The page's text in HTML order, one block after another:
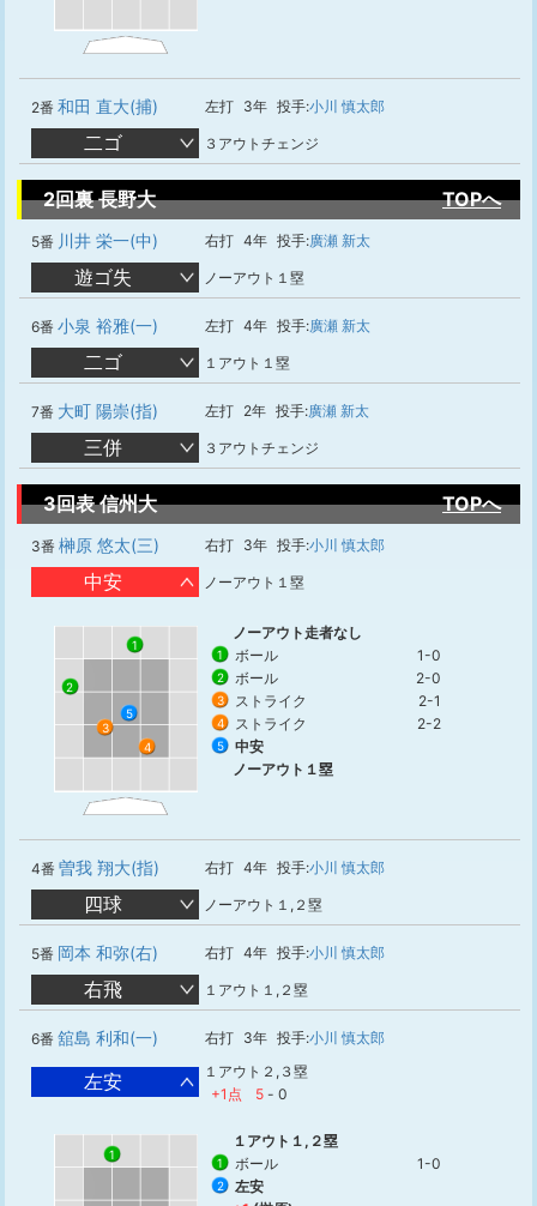
2番 和田 直大(捕) 左打 3年 投手:小川 慎太郎
二ゴ ３アウトチェンジ
2回裏 長野大 TOPへ
5番 川井 栄一(中) 右打 4年 投手:廣瀬 新太
遊ゴ失 ノーアウト１塁
6番 小泉 裕雅(一) 左打 4年 投手:廣瀬 新太
二ゴ １アウト１塁
7番 大町 陽崇(指) 左打 2年 投手:廣瀬 新太
三併 ３アウトチェンジ
3回表 信州大 TOPへ
3番 榊原 悠太(三) 右打 3年 投手:小川 慎太郎
中安 ノーアウト１塁
1
2
3
4
5
ノーアウト走者なし
1 ボール 1-0
2 ボール 2-0
3 ストライク 2-1
4 ストライク 2-2
5
中安
ノーアウト１塁
4番 曽我 翔大(指) 右打 4年 投手:小川 慎太郎
四球 ノーアウト１,２塁
5番 岡本 和弥(右) 右打 4年 投手:小川 慎太郎
右飛 １アウト１,２塁
6番 舘島 利和(一) 右打 3年 投手:小川 慎太郎
左安
１アウト２,３塁
+1点
5 - 0
1
１アウト１,２塁
1 ボール 1-0
2
左安